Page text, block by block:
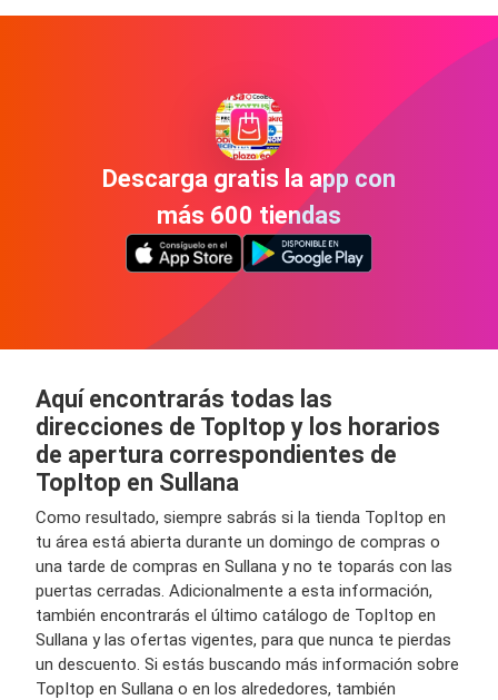
Descarga gratis la app con
más 600 tiendas
Aquí encontrarás todas las
direcciones de TopItop y los horarios
de apertura correspondientes de
TopItop en Sullana
Como resultado, siempre sabrás si la tienda TopItop en
tu área está abierta durante un domingo de compras o
una tarde de compras en Sullana y no te toparás con las
puertas cerradas. Adicionalmente a esta información,
también encontrarás el último catálogo de TopItop en
Sullana y las ofertas vigentes, para que nunca te pierdas
un descuento. Si estás buscando más información sobre
TopItop en Sullana o en los alrededores, también